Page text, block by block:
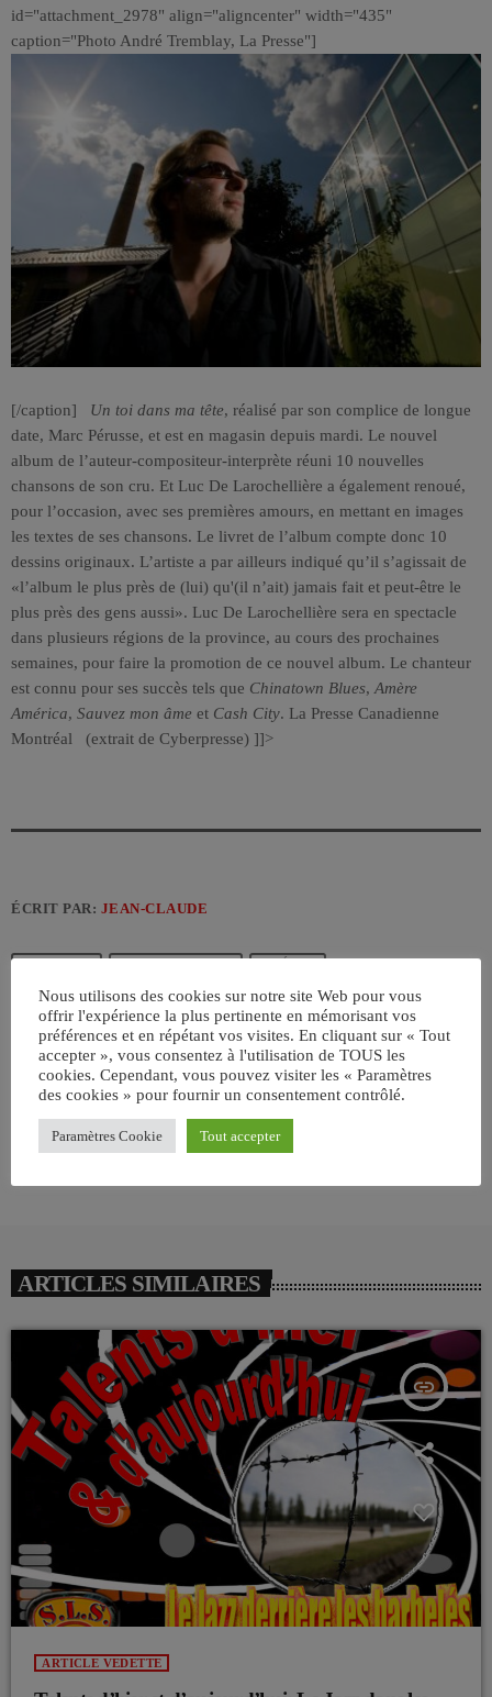
id="attachment_2978" align="aligncenter" width="435"
caption="Photo André Tremblay, La Presse"]
[/caption] Un toi dans ma tête, réalisé par son complice de longue
date, Marc Pérusse, et est en magasin depuis mardi. Le nouvel
album de l’auteur-compositeur-interprète réuni 10 nouvelles
chansons de son cru. Et Luc De Larochellière a également renoué,
pour l’occasion, avec ses premières amours, en mettant en images
les textes de ses chansons. Le livret de l’album compte donc 10
dessins originaux. L’artiste a par ailleurs indiqué qu’il s’agissait de
«l’album le plus près de (lui) qu'(il n’ait) jamais fait et peut-être le
plus près des gens aussi». Luc De Larochellière sera en spectacle
dans plusieurs régions de la province, au cours des prochaines
semaines, pour faire la promotion de ce nouvel album. Le chanteur
est connu pour ses succès tels que Chinatown Blues,Amère
América, Sauvez mon âme et Cash City. La Presse Canadienne
Montréal (extrait de Cyberpresse) ]]>
ÉCRIT PAR: JEAN-CLAUDE
email
RATE IT
ARTICLES SIMILAIRES
insert_link
ARTICLE VEDETTE
Nous utilisons des cookies sur notre site Web pour vous
offrir l'expérience la plus pertinente en mémorisant vos
préférences et en répétant vos visites. En cliquant sur « Tout
accepter », vous consentez à l'utilisation de TOUS les
cookies. Cependant, vous pouvez visiter les « Paramètres
des cookies » pour fournir un consentement contrôlé.
Paramètres Cookie Tout accepter